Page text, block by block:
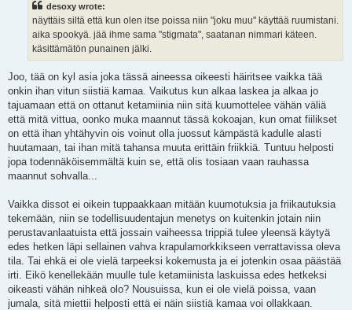
desoxy wrote:
näyttäis siltä että kun olen itse poissa niin "joku muu" käyttää ruumistani.
aika spookyä. jää ihme sama "stigmata", saatanan nimmari käteen.
käsittämätön punainen jälki.
Joo, tää on kyl asia joka tässä aineessa oikeesti häiritsee vaikka tää
onkin ihan vitun siistiä kamaa. Vaikutus kun alkaa laskea ja alkaa jo
tajuamaan että on ottanut ketamiinia niin sitä kuumottelee vähän väliä
että mitä vittua, oonko muka maannut tässä kokoajan, kun omat fiilikset
on että ihan yhtähyvin ois voinut olla juossut kämpästä kadulle alasti
huutamaan, tai ihan mitä tahansa muuta erittäin friikkiä. Tuntuu helposti
jopa todennäköisemmältä kuin se, että olis tosiaan vaan rauhassa
maannut sohvalla...
Vaikka dissot ei oikein tuppaakkaan mitään kuumotuksia ja friikautuksia
tekemään, niin se todellisuudentajun menetys on kuitenkin jotain niin
perustavanlaatuista että jossain vaiheessa trippiä tulee yleensä käytyä
edes hetken läpi sellainen vahva krapulamorkkikseen verrattavissa oleva
tila. Tai ehkä ei ole vielä tarpeeksi kokemusta ja ei jotenkin osaa päästää
irti. Eikö kenellekään muulle tule ketamiinista laskuissa edes hetkeksi
oikeasti vähän nihkeä olo? Nousuissa, kun ei ole vielä poissa, vaan
jumala, sitä miettii helposti että ei näin siistiä kamaa voi ollakkaan.